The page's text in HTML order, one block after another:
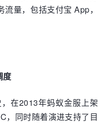
量，包括支付宝 App，
度
在2013年蚂蚁金服上架
，同时随着演进支持了目